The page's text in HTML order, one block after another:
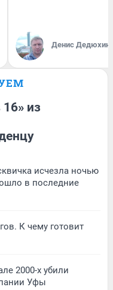
Денис Дедюхин
из
исчезла ночью
в последние
К чему готовит
2000-х убили
Уфы